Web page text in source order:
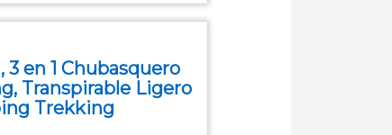
en 1 Chubasquero
Transpirable Ligero
Trekking